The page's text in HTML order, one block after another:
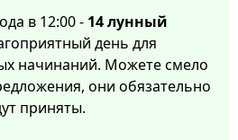
в 12:00 - 14 лунный
день для
начинаний. Можете смело
они обязательно
приняты.